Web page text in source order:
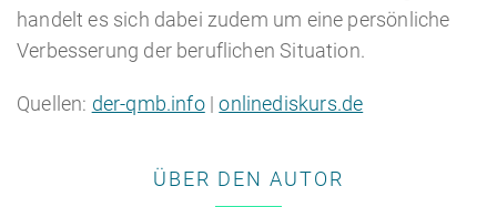
handelt es sich dabei zudem um eine persönliche
Verbesserung der beruflichen Situation.
Quellen: der-qmb.info|onlinediskurs.de
ÜBER DEN AUTOR